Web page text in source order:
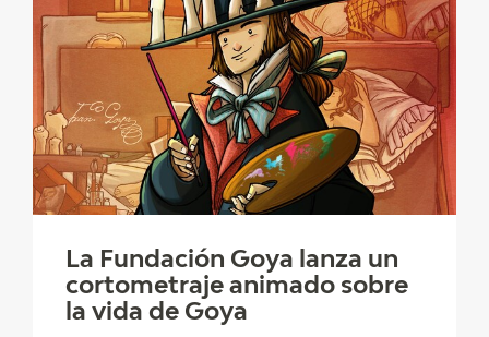
CENTRO DE INVESTIGACIÓN Y DOCUMENTACIÓN
ACCIÓN CORPORATIVA
SEDE
CONTACTO
PROGRAMACIÓN
EXPOSICIONES
La Fundación Goya lanza un
cortometraje animado sobre
la vida de Goya